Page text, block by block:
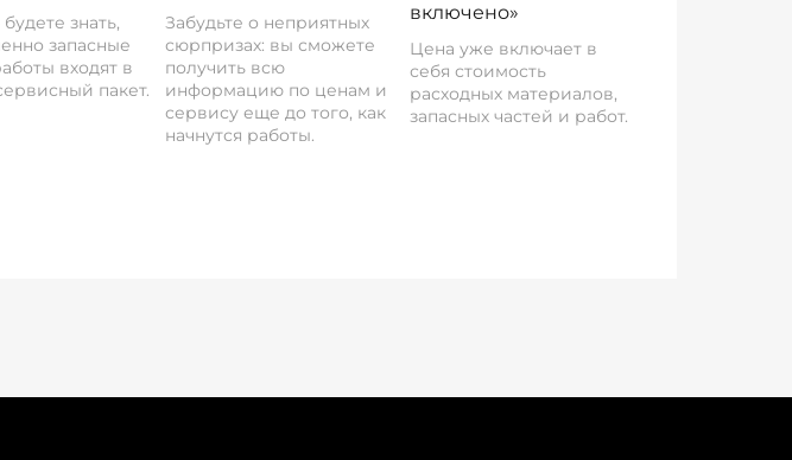
знать,
запасные
входят в
пакет.
Забудьте о неприятных
сюрпризах: вы сможете
получить всю
информацию по ценам и
сервису еще до того, как
начнутся работы.
включено»
Цена уже включает в
себя стоимость
расходных материалов,
запасных частей и работ.